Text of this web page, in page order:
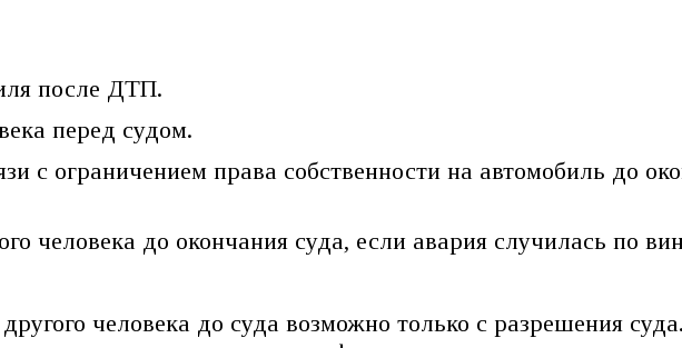
после ДТП.
перед судом.
с ограничением права собственности на автомобиль до
человека до окончания суда, если авария случилась по
человека до суда возможно только с разрешения